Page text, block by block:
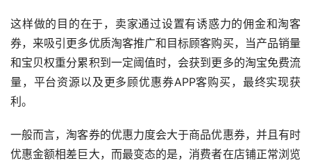
这样做的目的在于，卖家通过设置有诱惑力的佣金和淘客
券，来吸引更多优质淘客推广和目标顾客购买，当产品销量
和宝贝权重分累积到一定阈值时，会获到更多的淘宝免费流
量，平台资源以及更多顾优惠券APP客购买，最终实现获
利。
一般而言，淘客券的优惠力度会大于商品优惠券，并且有时
优惠金额相差巨大，而最变态的是，消费者在店铺正常浏览